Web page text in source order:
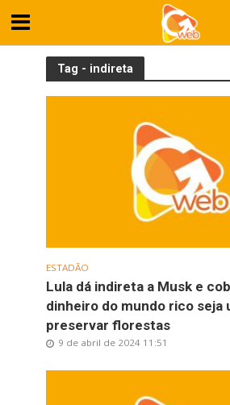
Tag - indireta
ESTADÃO
Lula dá indireta a Musk e
dinheiro do mundo rico seja
preservar florestas
9 de abril de 2024 11:51